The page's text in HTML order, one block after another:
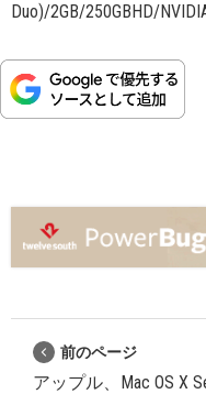
Duo)/2GB/250GBHD/
前のページ
アップル、Mac OS X